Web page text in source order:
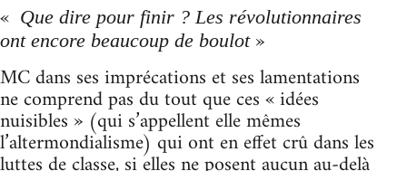
« Que dire pour finir ? Les révolutionnaires
ont encore beaucoup de boulot»
MC dans ses imprécations et ses lamentations
ne comprend pas du tout que ces « idées
nuisibles » (qui s’appellent elle mêmes
l’altermondialisme) qui ont en effet crû dans les